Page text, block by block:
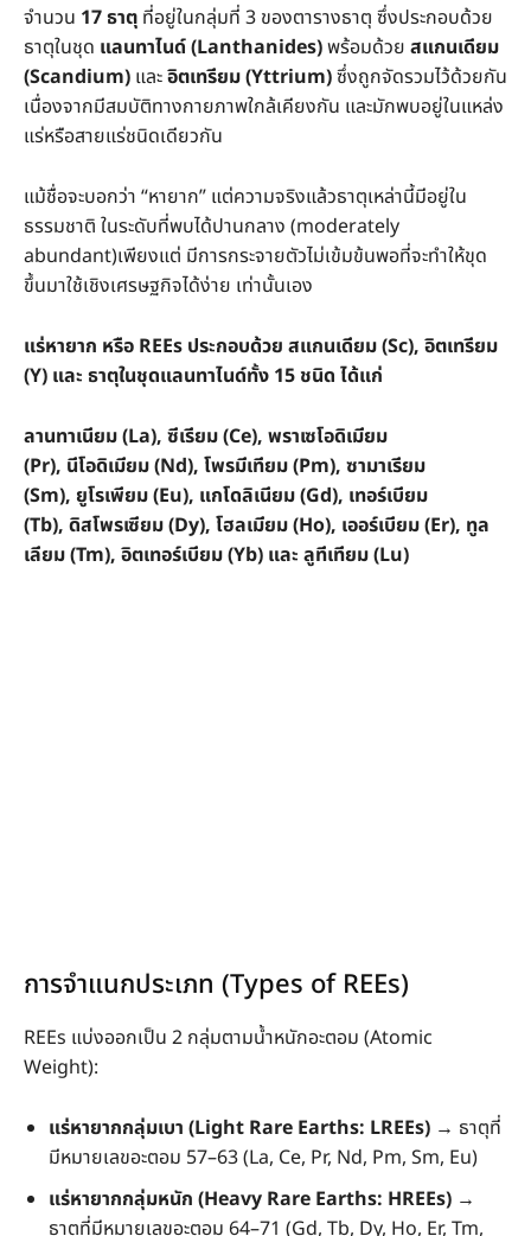
จำนวน 17 ธาตุ ที่อยู่ในกลุ่มที่ 3 ของตารางธาตุ ซึ่งประกอบด้วย
ธาตุในชุด แลนทาไนด์ (Lanthanides)พร้อมด้วย สแกนเดียม
(Scandium) และอิตเทรียม (Yttrium)ซึ่งถูกจัดรวมไว้ด้วยกัน
เนื่องจากมีสมบัติทางกายภาพใกล้เคียงกัน และมักพบอยู่ในแหล่ง
แร่หรือสายแร่ชนิดเดียวกัน
แม้ชื่อจะบอกว่า “หายาก” แต่ความจริงแล้วธาตุเหล่านี้มีอยู่ใน
ธรรมชาติ ในระดับที่พบได้ปานกลาง (moderately
abundant)เพียงแต่ มีการกระจายตัวไม่เข้มข้นพอที่จะทำให้ขุด
ขึ้นมาใช้เชิงเศรษฐกิจได้ง่าย เท่านั้นเอง
แร่หายาก หรือ REEs ประกอบด้วย สแกนเดียม (Sc), อิตเทรียม
(Y) และ ธาตุในชุดแลนทาไนด์ทั้ง 15 ชนิด ได้แก่
ลานทาเนียม (La), ซีเรียม (Ce), พราเซโอดิเมียม
(Pr), นีโอดิเมียม (Nd), โพรมีเทียม (Pm), ซามาเรียม
(Sm), ยูโรเพียม (Eu), แกโดลิเนียม (Gd), เทอร์เบียม
(Tb), ดิสโพรเซียม (Dy), โฮลเมียม (Ho), เออร์เบียม (Er), ทูล
เลียม (Tm), อิตเทอร์เบียม (Yb) และ ลูทีเทียม (Lu)
การจำแนกประเภท (Types of REEs)
REEs แบ่งออกเป็น 2 กลุ่มตามน้ำหนักอะตอม (Atomic
Weight):
แร่หายากกลุ่มเบา (Light Rare Earths: LREEs) → ธาตุที่
มีหมายเลขอะตอม 57–63 (La, Ce, Pr, Nd, Pm, Sm, Eu)
แร่หายากกลุ่มหนัก (Heavy Rare Earths: HREEs) →
ธาตุที่มีหมายเลขอะตอม 64–71 (Gd, Tb, Dy, Ho, Er, Tm,